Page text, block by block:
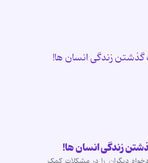
زندگی انسان ها!